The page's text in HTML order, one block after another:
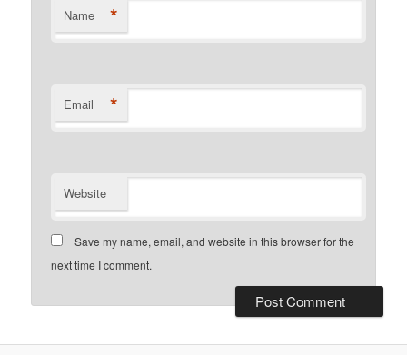
Name *
Email *
Website
Save my name, email, and website in this browser for the
next time I comment.